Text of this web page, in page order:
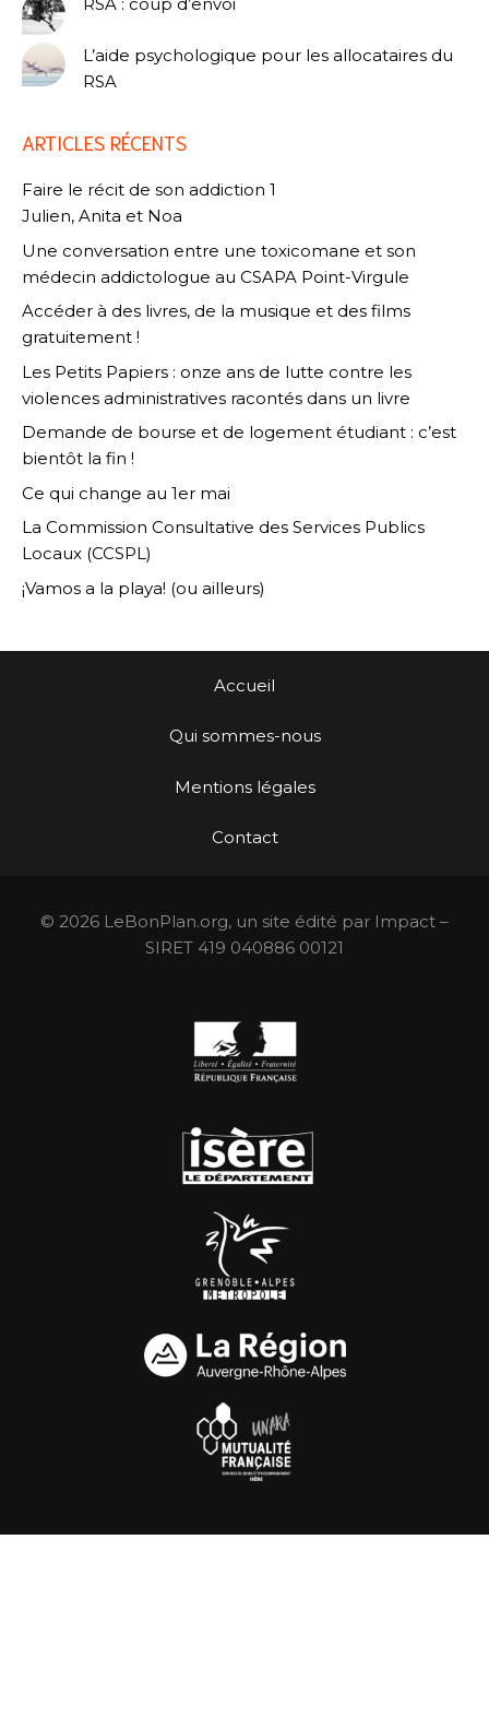
L’aide psychologique pour les allocataires du
RSA
ARTICLES RÉCENTS
Faire le récit de son addiction 1
Julien, Anita et Noa
Une conversation entre une toxicomane et son
médecin addictologue au CSAPA Point-Virgule
Accéder à des livres, de la musique et des films
gratuitement !
Les Petits Papiers : onze ans de lutte contre les
violences administratives racontés dans un livre
Demande de bourse et de logement étudiant : c’est
bientôt la fin !
Ce qui change au 1er mai
La Commission Consultative des Services Publics
Locaux (CCSPL)
¡Vamos a la playa! (ou ailleurs)
Accueil
Qui sommes-nous
Mentions légales
Contact
© 2026 LeBonPlan.org, un site édité par Impact –
SIRET 419 040886 00121